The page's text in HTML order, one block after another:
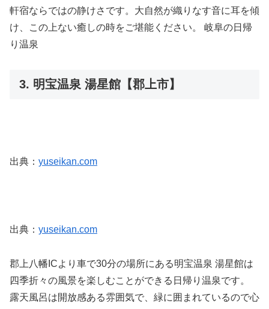
軒宿ならではの静けさです。大自然が織りなす音に耳を傾
け、この上ない癒しの時をご堪能ください。 岐阜の日帰
り温泉
3. 明宝温泉 湯星館【郡上市】
出典： yuseikan.com
出典： yuseikan.com
郡上八幡ICより車で30分の場所にある明宝温泉 湯星館は
四季折々の風景を楽しむことができる日帰り温泉です。
露天風呂は開放感ある雰囲気で、緑に囲まれているので心